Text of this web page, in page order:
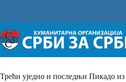
Трећи уједно и последњи Пикадо